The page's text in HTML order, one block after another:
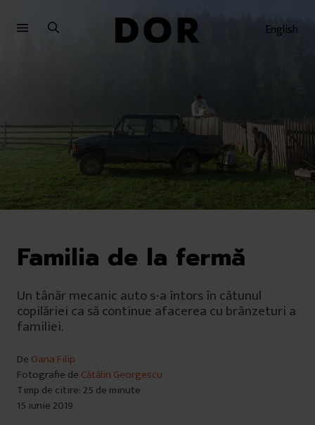
English
Familia de la fermă
Un tânăr mecanic auto s-a întors în cătunul
copilăriei ca să continue afacerea cu brânzeturi a
familiei.
De Oana Filip
Fotografie de Cătălin Georgescu
Timp de citire: 25 de minute
15 iunie 2019